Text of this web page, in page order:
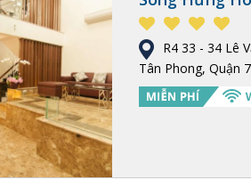
R4 33 - 34 Lê
Tân Phong, Quận 7